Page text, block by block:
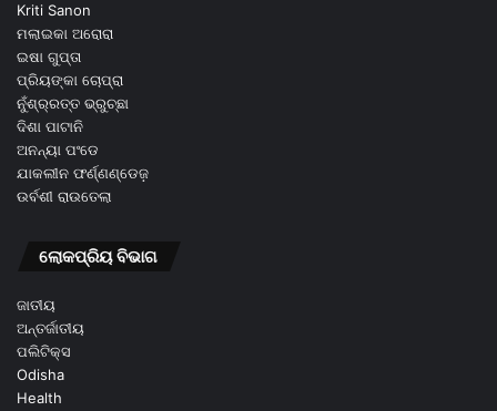
Kriti Sanon
ମଲାଇକା ଅରୋରା
ଇଷା ଗୁପ୍ତା
ପ୍ରିୟଙ୍କା ଚୋପ୍ରା
ନୁଁଶ୍ର୍ରତ୍ତ ଭ୍ରୁଚ୍ଛା
ଦିଶା ପାଟାନି
ଅନନ୍ୟା ପଂଡେ
ଯାକଲୀନ ଫର୍ଣ୍ଣଣ୍ଡେଜ଼
ଉର୍ବଶୀ ରାଉତେଲା
ଲୋକପ୍ରିୟ ବିଭାଗ
ଜାତୀୟ
ଅନ୍ତର୍ଜାତୀୟ
ପଲିଟିକ୍ସ
Odisha
Health